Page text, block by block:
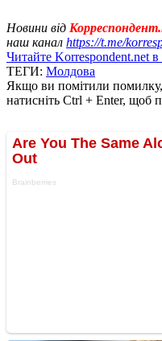
Новини від
наш канал https://t.me/
Читайте Korrespondent.net
ТЕГИ: Молдова
Якщо ви помітили помилку,
натисніть Ctrl + Enter, щоб